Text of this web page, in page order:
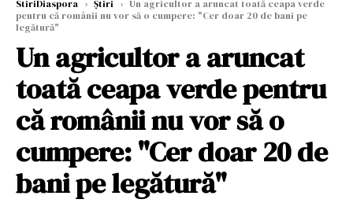
StiriDiaspora › Știri › Un agricultor a aruncat toată ceapa verde
pentru că românii nu vor să o cumpere: "Cer doar 20 de bani pe
legătură"
Un agricultor a aruncat
toată ceapa verde pentru
că românii nu vor să o
cumpere: "Cer doar 20 de
bani pe legătură"